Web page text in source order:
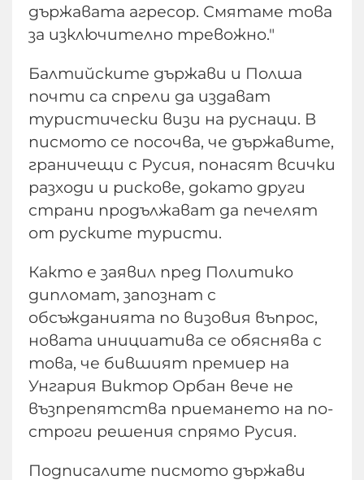
държавата агресор. Смятаме това
за изключително тревожно."
Балтийските държави и Полша
почти са спрели да издават
туристически визи на руснаци. В
писмото се посочва, че държавите,
граничещи с Русия, понасят всички
разходи и рискове, докато други
страни продължават да печелят
от руските туристи.
Както е заявил пред Политико
дипломат, запознат с
обсъжданията по визовия въпрос,
новата инициатива се обяснява с
това, че бившият премиер на
Унгария Виктор Орбан вече не
възпрепятства приемането на по-
строги решения спрямо Русия.
Подписалите писмото държави